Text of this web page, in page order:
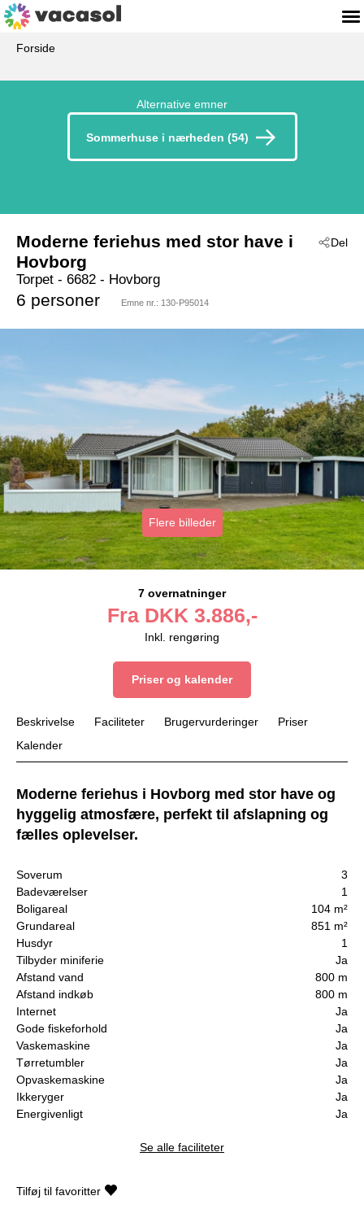
Forside
Alternative emner
Sommerhuse i nærheden (54)
Del
Moderne feriehus med stor have i
Hovborg
Torpet - 6682 - Hovborg
6 personer Emne nr.: 130-P95014
Flere billeder
7 overnatninger
Fra DKK 3.886,-
Inkl. rengøring
Priser og kalender
Beskrivelse Faciliteter Brugervurderinger
Priser
Kalender
Moderne feriehus i Hovborg med stor have og
hyggelig atmosfære, perfekt til afslapning og
fælles oplevelser.
Soverum
3
Badeværelser
1
Boligareal
104 m²
Grundareal
851 m²
Husdyr
1
Tilbyder miniferie
Ja
Afstand vand
800 m
Afstand indkøb
800 m
Internet
Ja
Gode fiskeforhold
Ja
Vaskemaskine
Ja
Tørretumbler
Ja
Opvaskemaskine
Ja
Ikkeryger
Ja
Energivenligt
Ja
Se alle faciliteter
Tilføj til favoritter